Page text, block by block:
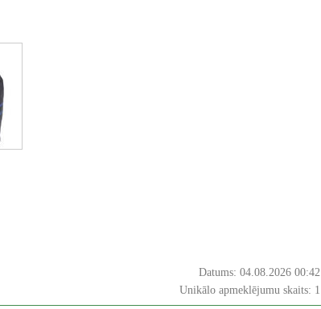
Datums: 04.08.2026 00:42
Unikālo apmeklējumu skaits: 1